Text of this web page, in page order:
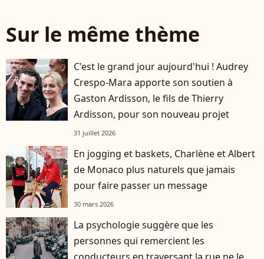
Sur le même thème
C'est le grand jour aujourd'hui ! Audrey
Crespo-Mara apporte son soutien à
Gaston Ardisson, le fils de Thierry
Ardisson, pour son nouveau projet
31 juillet 2026
En jogging et baskets, Charlène et Albert
de Monaco plus naturels que jamais
pour faire passer un message
30 mars 2026
La psychologie suggère que les
personnes qui remercient les